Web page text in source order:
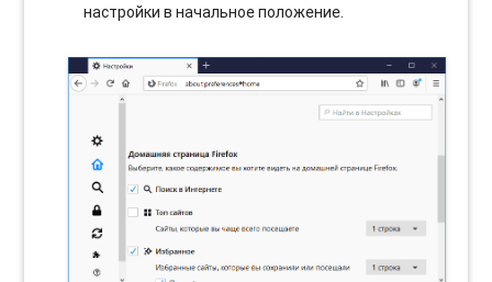
настройки в начальное положение.